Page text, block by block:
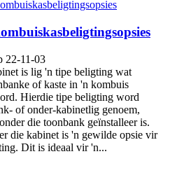
22-11-03
is lig 'n tipe beligting wat
of kaste in 'n kombuis
Hierdie tipe beligting word
of onder-kabinetlig genoem,
die toonbank geïnstalleer is.
die kabinet is 'n gewilde opsie vir
Dit is ideaal vir 'n...